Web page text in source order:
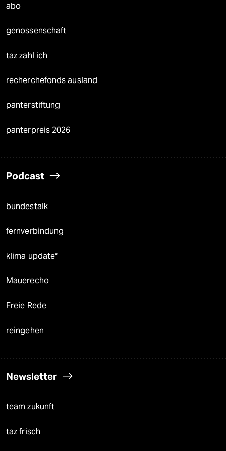
abo
genossenschaft
taz zahl ich
recherchefonds ausland
panterstiftung
panterpreis 2026
Podcast
bundestalk
fernverbindung
klima update°
Mauerecho
Freie Rede
reingehen
Newsletter
team zukunft
taz frisch